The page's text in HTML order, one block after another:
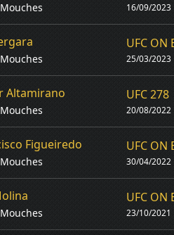
16/09/2023
UFC ON
25/03/2023
Altamirano UFC 278
20/08/2022
Figueiredo UFC ON
30/04/2022
UFC ON
23/10/2021